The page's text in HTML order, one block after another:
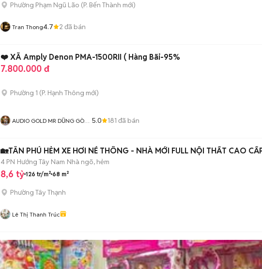
Phường Phạm Ngũ Lão (P. Bến Thành mới)
Tran Thong4.7 2 đã bán
❤️ XÃ Amply Denon PMA-1500RII ( Hàng Bãi-95%
7.800.000 đ
Phường 1 (P. Hạnh Thông mới)
AUDIO GOLD MR DŨNG GÒ
5.0 181 đã bán
🏡TÂN PHÚ HẺM XE HƠI NÉ THÔNG - NHÀ MỚI FULL NỘI THẤT CAO
4 PN Hướng Tây Nam Nhà ngõ, hẻm
8,6 tỷ 126 tr/m² 68 m²
Phường Tây Thạnh
Lê Thị Thanh Trúc